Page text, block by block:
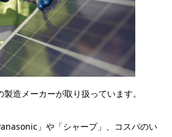
造メーカーが取り扱っています。
」や「シャープ」、コスパのい